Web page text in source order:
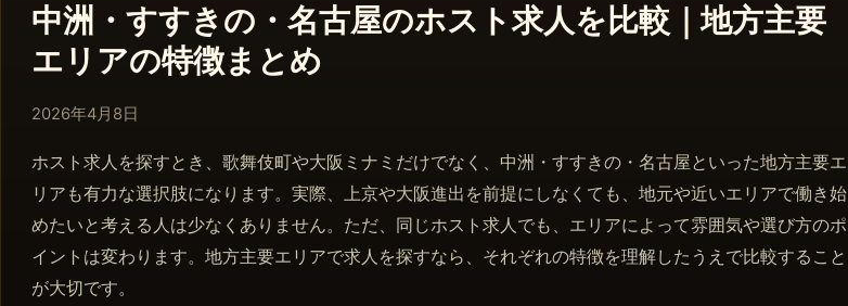
中洲・すすきの・名古屋のホスト求人を比較｜地方主要
エリアの特徴まとめ
2026年4月8日
ホスト求人を探すとき、歌舞伎町や大阪ミナミだけでなく、中洲・すすきの・名古屋といった地方主要エ
リアも有力な選択肢になります。実際、上京や大阪進出を前提にしなくても、地元や近いエリアで働き始
めたいと考える人は少なくありません。ただ、同じホスト求人でも、エリアによって雰囲気や選び方のポ
イントは変わります。地方主要エリアで求人を探すなら、それぞれの特徴を理解したうえで比較すること
が大切です。